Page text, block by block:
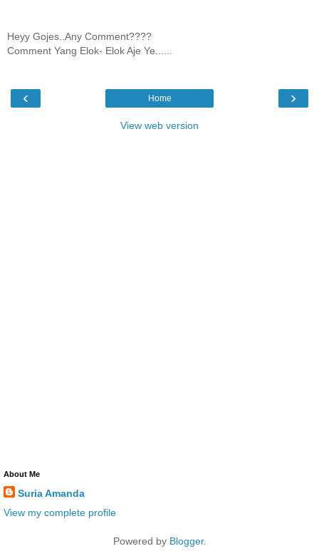
Heyy Gojes..Any Comment????
Comment Yang Elok- Elok Aje Ye......
‹ ›
Home
View web version
About Me
Suria Amanda
View my complete profile
Powered by Blogger.